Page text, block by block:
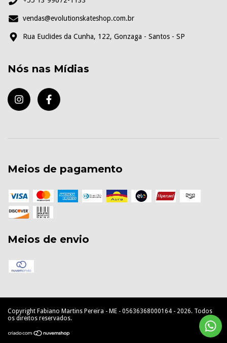
vendas@evolutionskateshop.com.br
Rua Euclides da Cunha, 122, Gonzaga - Santos - SP
Nós nas Mídias
Meios de pagamento
Meios de envio
Copyright Fabiano Martins Pereira - ME - 05636368000164 - 2026. Todos
os direitos reservados.